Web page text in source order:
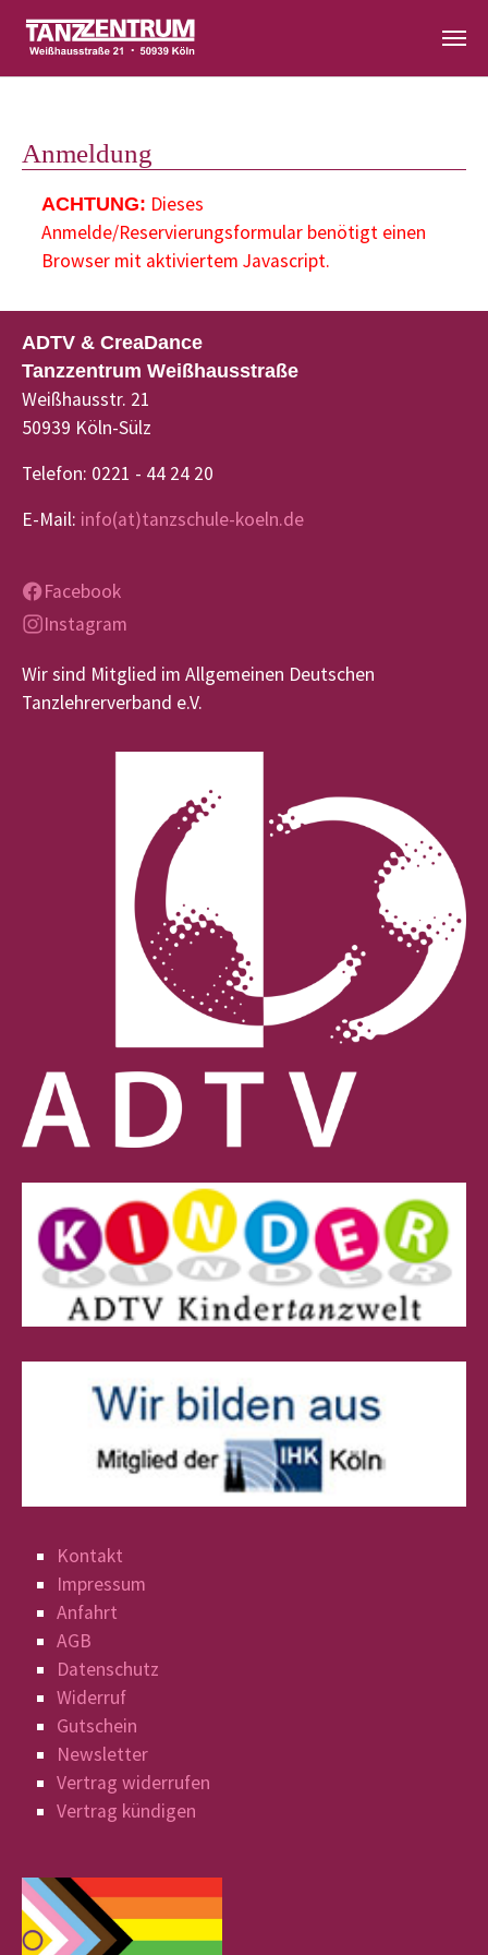
Anmeldung
ACHTUNG: Dieses
Anmelde/Reservierungsformular benötigt einen
Browser mit aktiviertem Javascript.
ADTV & CreaDance
Tanzzentrum Weißhausstraße
Weißhausstr. 21
50939 Köln-Sülz
Telefon: 0221 - 44 24 20
E-Mail: info(at)tanzschule-koeln.de
Facebook
Instagram
Wir sind Mitglied im Allgemeinen Deutschen
Tanzlehrerverband e.V.
Kontakt
Impressum
Anfahrt
AGB
Datenschutz
Widerruf
Gutschein
Newsletter
Vertrag widerrufen
Vertrag kündigen